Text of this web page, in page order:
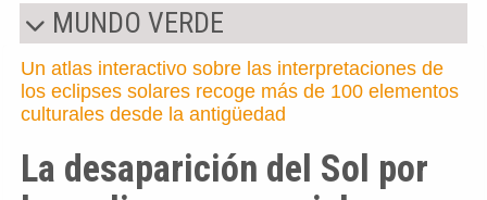
MUNDO VERDE
Un atlas interactivo sobre las interpretaciones de
los eclipses solares recoge más de 100 elementos
culturales desde la antigüedad
La desaparición del Sol por